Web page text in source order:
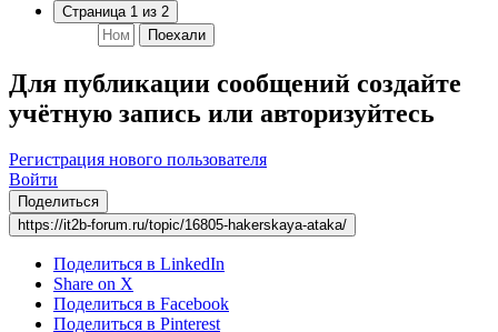
Страница 1 из 2
Поехали
Для публикации сообщений создайте
учётную запись или авторизуйтесь
Регистрация нового пользователя
Войти
Поделиться
https://it2b-forum.ru/topic/16805-hakerskaya-ataka/
Поделиться в LinkedIn
Share on X
Поделиться в Facebook
Поделиться в Pinterest